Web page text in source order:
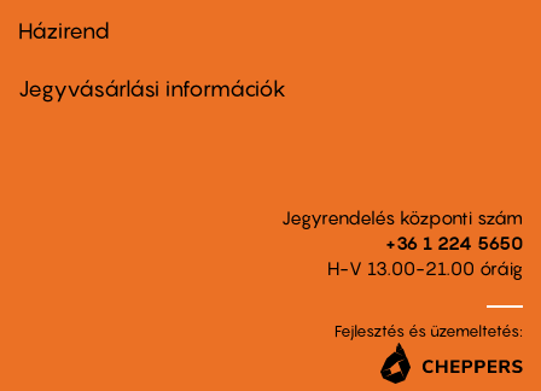
Footer
second
Házirend
Jegyvásárlási információk
Jegyrendelés központi szám
+36 1 224 5650
H-V 13.00-21.00 óráig
Fejlesztés és üzemeltetés: